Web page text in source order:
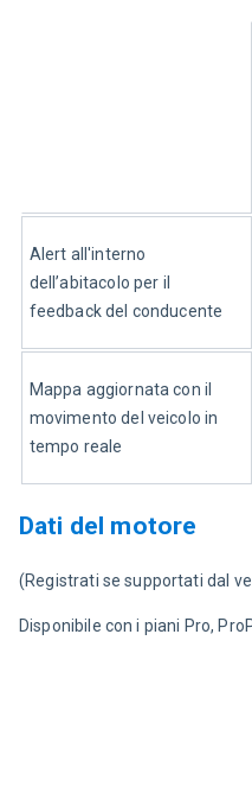
Alert all'interno
dell’abitacolo per il
feedback del conducente
Mappa aggiornata con il
movimento del veicolo in
tempo reale
Dati del motore
(Registrati se supportati dal
Disponibile con i piani Pro,